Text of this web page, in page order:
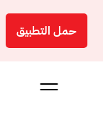
حمل التطبيق